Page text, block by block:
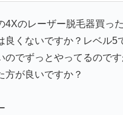
4Xのレーザー脱毛器買っ
良くないですか？レベル5
のでずっとやってるので
方が良いですか？